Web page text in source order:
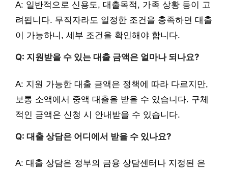
A: 일반적으로 신용도, 대출목적, 가족 상황 등이 고
려됩니다. 무직자라도 일정한 조건을 충족하면 대출
이 가능하니, 세부 조건을 확인해야 합니다.
Q: 지원받을 수 있는 대출 금액은 얼마나 되나요?
A: 지원 가능한 대출 금액은 정책에 따라 다르지만,
보통 소액에서 중액 대출을 받을 수 있습니다. 구체
적인 금액은 신청 시 안내받을 수 있습니다.
Q: 대출 상담은 어디에서 받을 수 있나요?
A: 대출 상담은 정부의 금융 상담센터나 지정된 은